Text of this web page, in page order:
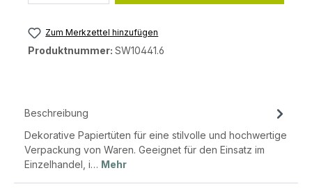
Zum Merkzettel hinzufügen
Produktnummer: SW10441.6
Beschreibung
Dekorative Papiertüten für eine stilvolle und hochwertige
Verpackung von Waren. Geeignet für den Einsatz im
Einzelhandel, i… Mehr